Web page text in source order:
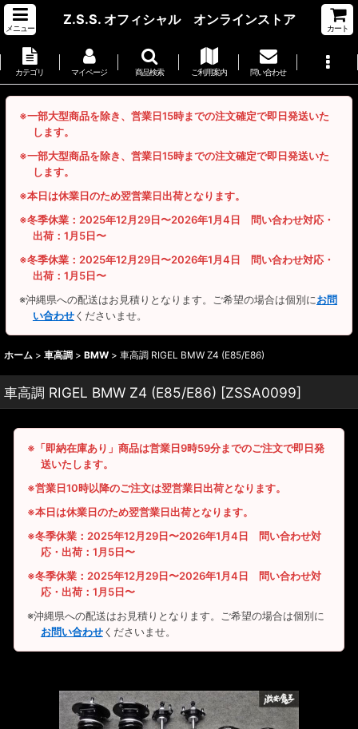
メニュー
Z.S.S. オフィシャル オンラインストア
カート
カテゴリ マイページ 商品検索 ご利用案内 問い合わせ
※一部大型商品を除き、営業日15時までの注文確定で即日発送いた
します。
※一部大型商品を除き、営業日15時までの注文確定で即日発送いた
します。
※本日は休業日のため翌営業日出荷となります。
※冬季休業：2025年12月29日〜2026年1月4日 問い合わせ対応・
出荷：1月5日〜
※冬季休業：2025年12月29日〜2026年1月4日 問い合わせ対応・
出荷：1月5日〜
※沖縄県への配送はお見積りとなります。ご希望の場合は個別にお問
い合わせくださいませ。
ホーム > 車高調 > BMW > 車高調 RIGEL BMW Z4 (E85/E86)
車高調 RIGEL BMW Z4 (E85/E86) [ZSSA0099]
※「即納在庫あり」商品は営業日9時59分までのご注文で即日発
送いたします。
※営業日10時以降のご注文は翌営業日出荷となります。
※本日は休業日のため翌営業日出荷となります。
※冬季休業：2025年12月29日〜2026年1月4日 問い合わせ対
応・出荷：1月5日〜
※冬季休業：2025年12月29日〜2026年1月4日 問い合わせ対
応・出荷：1月5日〜
※沖縄県への配送はお見積りとなります。ご希望の場合は個別に
お問い合わせくださいませ。